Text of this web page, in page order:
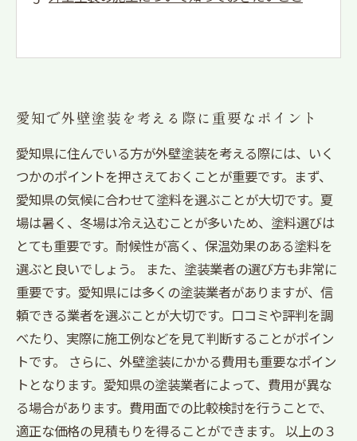
愛知で外壁塗装を考える際に重要なポイント
愛知県に住んでいる方が外壁塗装を考える際には、いく
つかのポイントを押さえておくことが重要です。まず、
愛知県の気候に合わせて塗料を選ぶことが大切です。夏
場は暑く、冬場は冷え込むことが多いため、塗料選びは
とても重要です。耐候性が高く、保温効果のある塗料を
選ぶと良いでしょう。 また、塗装業者の選び方も非常に
重要です。愛知県には多くの塗装業者がありますが、信
頼できる業者を選ぶことが大切です。口コミや評判を調
べたり、実際に施工例などを見て判断することがポイン
トです。 さらに、外壁塗装にかかる費用も重要なポイン
トとなります。愛知県の塗装業者によって、費用が異な
る場合があります。費用面での比較検討を行うことで、
適正な価格の見積もりを得ることができます。 以上の３